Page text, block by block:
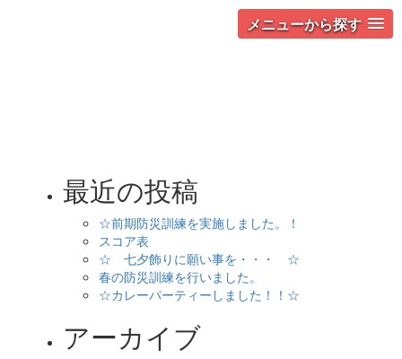
メニューから探す
最近の投稿
☆前期防災訓練を実施しました。！
スコア表
☆ 七夕飾りに願い事を・・・ ☆
春の防災訓練を行いました。
☆カレーパーティーしました！！☆
アーカイブ